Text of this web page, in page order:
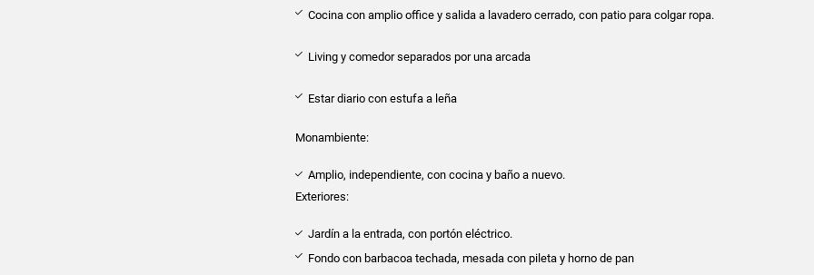
Cocina con amplio office y salida a lavadero cerrado, con patio para colgar ropa.
Living y comedor separados por una arcada
Estar diario con estufa a leña
Monambiente:
Amplio, independiente, con cocina y baño a nuevo.
Exteriores:
Jardín a la entrada, con portón eléctrico.
Fondo con barbacoa techada, mesada con pileta y horno de pan